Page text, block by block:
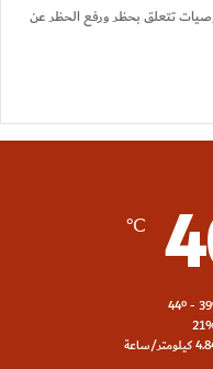
تتعلق بحظر ورفع الحظر عن
℃
ساعة